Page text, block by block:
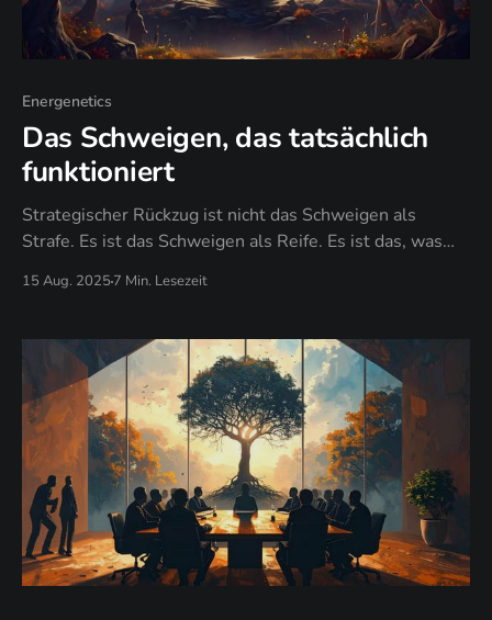
Energenetics
Das Schweigen, das tatsächlich
funktioniert
Strategischer Rückzug ist nicht das Schweigen als
Strafe. Es ist das Schweigen als Reife. Es ist das, was
kostbar ist und du wählen darfst, wie du sie ausgibst.
15 Aug. 2025 7 Min. Lesezeit